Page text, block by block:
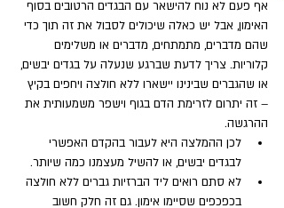
אף פעם לא נוח להישאר עם הבגדים הרטובים בסוף
האימון, אבל יש כאלה שיכולים לסבול את זה תוך כדי
שהם מדברים, מתמתחים, מדברים או משלימים
קלוריות. צריך לדעת שברגע שנעלה על בגדים יבשים,
או שהגברים שבינינו יישארו ללא חולצה ויחפים בקיץ
– זה יתרום לזרימת הדם בגוף וישפר משמעותית את
ההרגשה.
לכן ההמלצה היא לעבור בהקדם האפשרי
לבגדים יבשים, או להשיל מעצמנו כמה שיותר.
לא סתם רואים ליד הברזיות גברים ללא חולצה
בכפכפים שסיימו אימון. גם זה חלק חשוב